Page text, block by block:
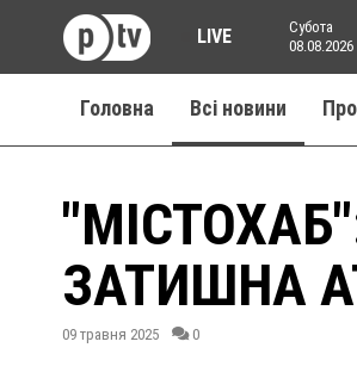
LIVE
Субота
08.08.2026
Головна Всі новини
ЗАТИШНА
09 травня 2025 0